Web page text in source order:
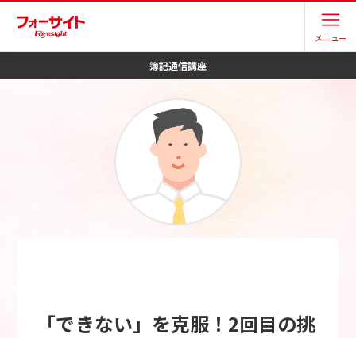
メニュー
簿記通信講座
「できない」を克服！2回目の挑